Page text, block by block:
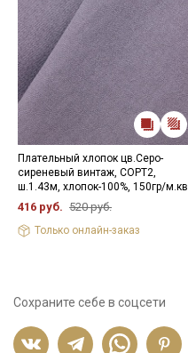
Плательный хлопок цв.Серо-
сиреневый винтаж, СОРТ2,
ш.1.43м, хлопок-100%, 150гр/м.кв
416 руб. 520 руб.
Только онлайн-заказ
Сохраните себе в соцсети